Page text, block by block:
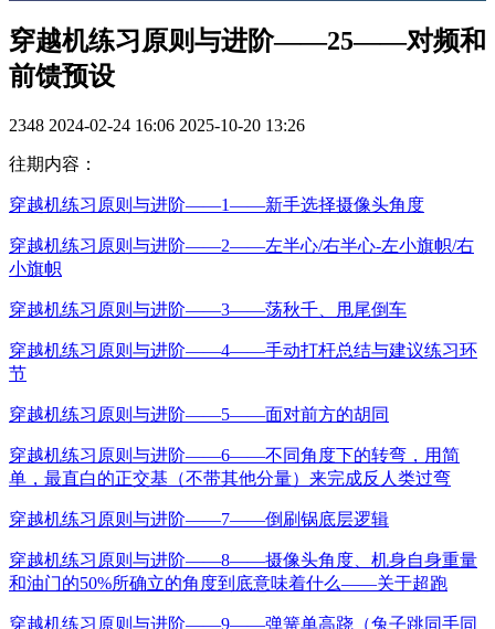
穿越机练习原则与进阶——25——对频和
前馈预设
2348 2024-02-24 16:06 2025-10-20 13:26
往期内容：
穿越机练习原则与进阶——1——新手选择摄像头角度
穿越机练习原则与进阶——2——左半心/右半心-左小旗帜/右
小旗帜
穿越机练习原则与进阶——3——荡秋千、甩尾倒车
穿越机练习原则与进阶——4——手动打杆总结与建议练习环
节
穿越机练习原则与进阶——5——面对前方的胡同
穿越机练习原则与进阶——6——不同角度下的转弯，用简
单，最直白的正交基（不带其他分量）来完成反人类过弯
穿越机练习原则与进阶——7——倒刷锅底层逻辑
穿越机练习原则与进阶——8——摄像头角度、机身自身重量
和油门的50%所确立的角度到底意味着什么——关于超跑
穿越机练习原则与进阶——9——弹簧单高跷（兔子跳同手同